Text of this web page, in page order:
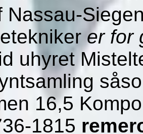
Nassau-
er for
uhyret
16,5
1815